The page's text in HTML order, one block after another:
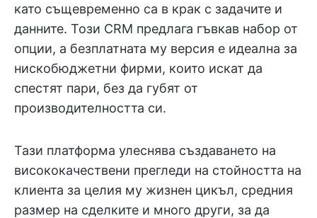
като същевременно са в крак с задачите и
данните. Този CRM предлага гъвкав набор от
опции, а безплатната му версия е идеална за
нискобюджетни фирми, които искат да
спестят пари, без да губят от
производителността си.
Тази платформа улеснява създаването на
висококачествени прегледи на стойността на
клиента за целия му жизнен цикъл, средния
размер на сделките и много други, за да